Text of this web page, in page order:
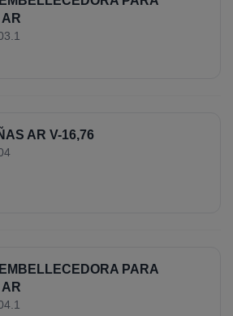
AR
AR V-16,76
PARA
AR